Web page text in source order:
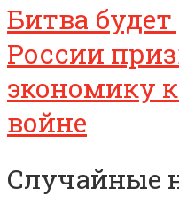
Битва будет
России
экономику
войне
Случайные